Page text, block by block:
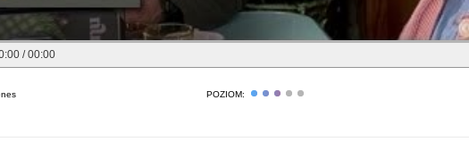
/00:00
POZIOM: